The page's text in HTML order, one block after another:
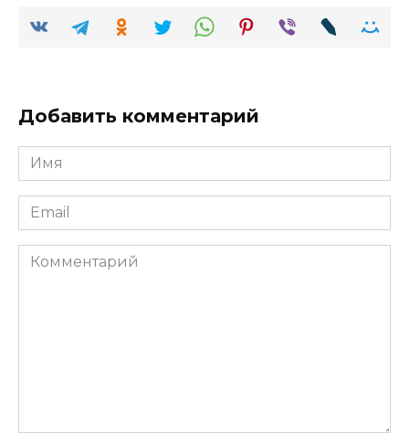
Добавить комментарий
Имя
Email
Комментарий